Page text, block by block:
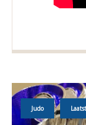
Judo